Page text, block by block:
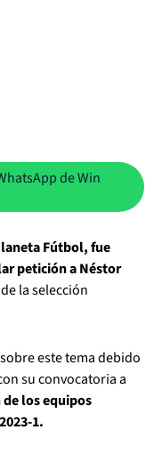
de Win
Fútbol, fue
petición a Néstor
la selección
este tema debido
su convocatoria a
los equipos
1.